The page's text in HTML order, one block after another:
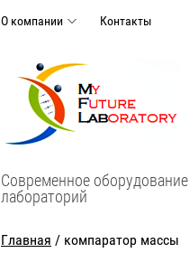
О компании Контакты
Современное
лабораторий
Главная / компаратор массы